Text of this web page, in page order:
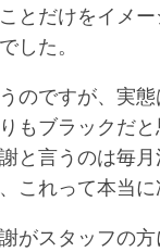
とだけをイメ
した。
のですが、実
もブラックだ
と言うのは毎
れって本当に
がスタッフの